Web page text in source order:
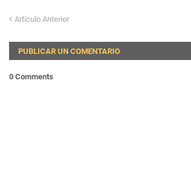
Artículo Anterior
PUBLICAR UN COMENTARIO
0 Comments